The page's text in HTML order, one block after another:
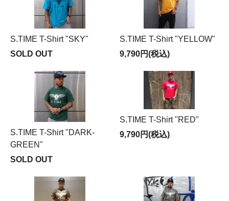
S.TIME T-Shirt "SKY"
SOLD OUT
S.TIME T-Shirt "YELLOW"
9,790円(税込)
S.TIME T-Shirt "DARK-
GREEN"
SOLD OUT
S.TIME T-Shirt "RED"
9,790円(税込)